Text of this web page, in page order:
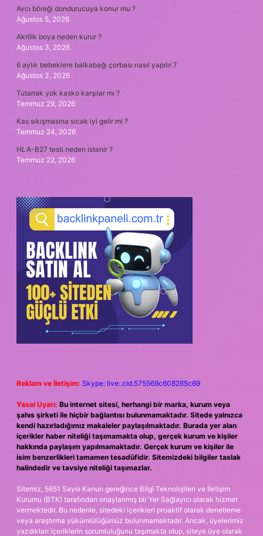
Avcı böreği dondurucuya konur mu ?
Ağustos 5, 2026
Akrilik boya neden kurur ?
Ağustos 3, 2026
6 aylık bebeklere balkabağı çorbası nasıl yapılır ?
Ağustos 3, 2026
Tutanak yok kasko karşılar mı ?
Temmuz 29, 2026
Kas sıkışmasına sıcak iyi gelir mi ?
Temmuz 24, 2026
HLA-B27 testi neden istenir ?
Temmuz 22, 2026
Reklam ve İletişim: Skype: live:.cid.575569c608265c69
Yasal Uyarı: Bu internet sitesi, herhangi bir marka, kurum veya
şahıs şirketi ile hiçbir bağlantısı bulunmamaktadır. Sitede yalnızca
kendi hazırladığımız makaleler paylaşılmaktadır. Burada yer alan
içerikler haber niteliği taşımamakta olup, gerçek kurum ve kişiler
hakkında paylaşım yapılmamaktadır. Gerçek kurum ve kişiler ile
isim benzerlikleri tamamen tesadüfidir. Sitemizdeki bilgiler taslak
halindedir ve tavsiye niteliği taşımazlar.
Sitemiz, 5651 Sayılı Kanun gereğince Bilgi Teknolojileri ve İletişim
Kurumu (BTK) tarafından onaylanmış bir Yer Sağlayıcı olarak hizmet
vermektedir. Bu nedenle, sitedeki içerikleri proaktif olarak denetleme
veya araştırma yükümlülüğümüz bulunmamaktadır. Ancak, üyelerimiz
yazdıkları içeriklerin sorumluluğunu taşımakta olup, siteye üye olarak